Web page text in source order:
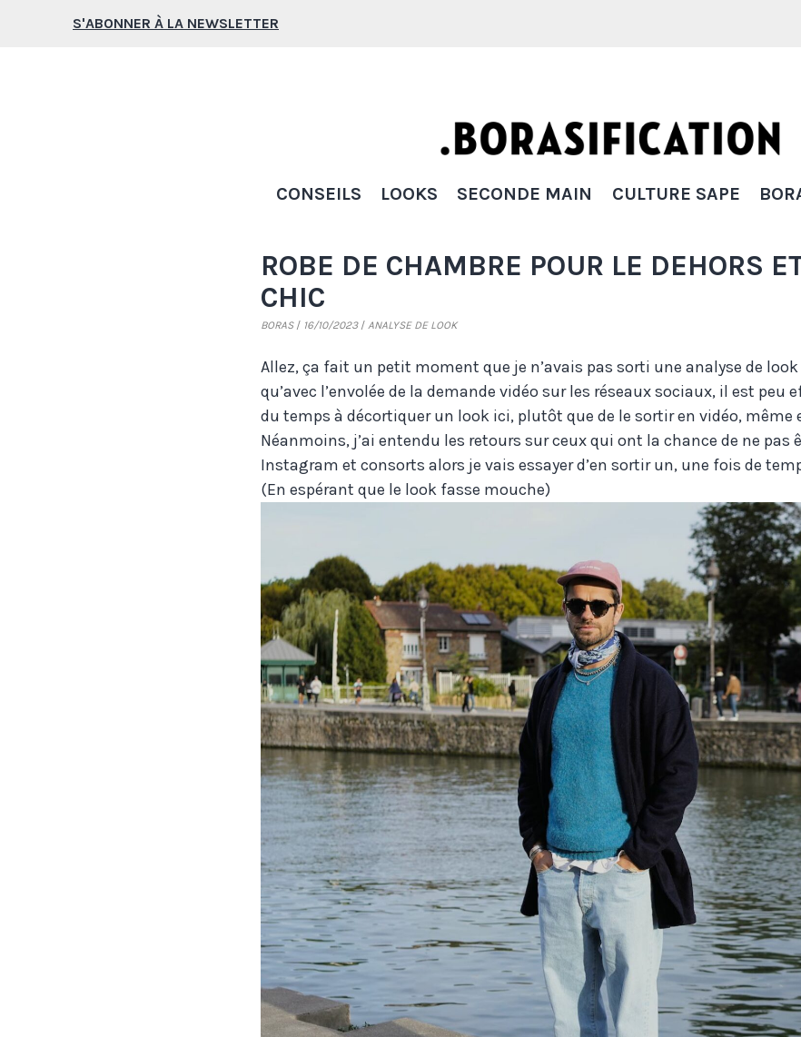
S'ABONNER À LA NEWSLETTER
Borasification
CONSEILS LOOKS SECONDE MAIN CULTURE SAPE
ROBE DE CHAMBRE POUR LE DEHORS
CHIC
BORAS 16/10/2023 ANALYSE DE LOOK
Allez, ça fait un petit moment que je n’avais pas sorti une analyse de
qu’avec l’envolée de la demande vidéo sur les réseaux sociaux, il est peu
du temps à décortiquer un look ici, plutôt que de le sortir en vidéo, même
Néanmoins, j’ai entendu les retours sur ceux qui ont la chance de ne pas
Instagram et consorts alors je vais essayer d’en sortir un, une fois de
(En espérant que le look fasse mouche)